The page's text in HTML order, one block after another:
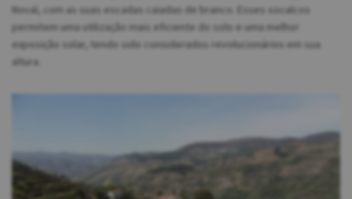
Noval, com as suas escadas caiadas de branco. Esses socalcos
permitem uma utilização mais eficiente do solo e uma melhor
exposição solar, tendo sido considerados revolucionários em sua
altura.